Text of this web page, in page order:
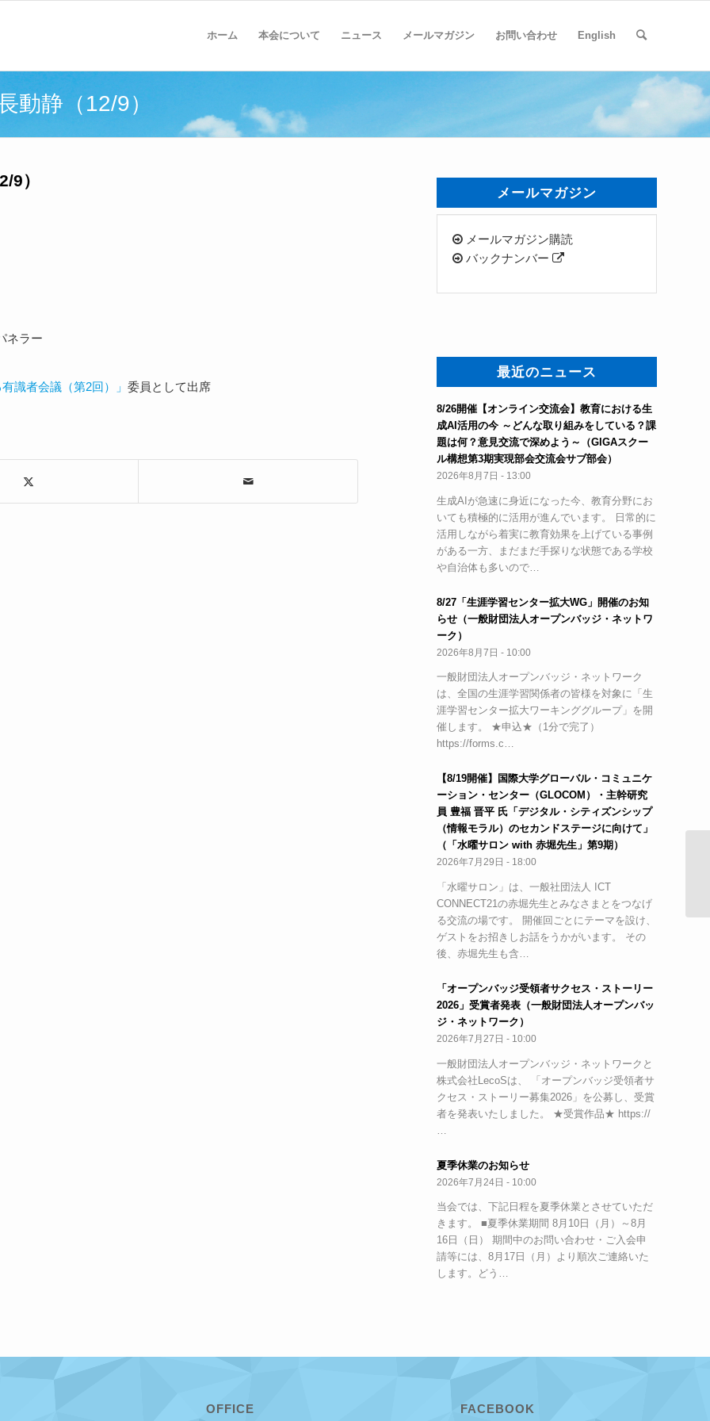
ホーム 本会について ニュース メールマガジン お問い合わせ English
動静（12/9）
9）
ネラー
識者会議（第2回）」 委員として出席
メールマガジン
メールマガジン購読
バックナンバー
最近のニュース
8/26開催【オンライン交流会】教育における生
成AI活用の今 ～どんな取り組みをしている？課
題は何？意見交流で深めよう～（GIGAスクー
ル構想第3期実現部会交流会サブ部会）
2026年8月7日 - 13:00
生成AIが急速に身近になった今、教育分野にお
いても積極的に活用が進んでいます。 日常的に
活用しながら着実に教育効果を上げている事例
がある一方、まだまだ手探りな状態である学校
や自治体も多いので…
8/27「生涯学習センター拡大WG」開催のお知
らせ（一般財団法人オープンバッジ・ネットワ
ーク）
2026年8月7日 - 10:00
一般財団法人オープンバッジ・ネットワーク
は、全国の生涯学習関係者の皆様を対象に「生
涯学習センター拡大ワーキンググループ」を開
催します。 ★申込★（1分で完了）
https://forms.c…
【8/19開催】国際大学グローバル・コミュニケ
ーション・センター（GLOCOM）・主幹研究
員 豊福 晋平 氏「デジタル・シティズンシップ
（情報モラル）のセカンドステージに向けて」
（「水曜サロン with 赤堀先生」第9期）
2026年7月29日 - 18:00
「水曜サロン」は、一般社団法人 ICT
CONNECT21の赤堀先生とみなさまとをつなげ
る交流の場です。 開催回ごとにテーマを設け、
ゲストをお招きしお話をうかがいます。 その
後、赤堀先生も含…
「オープンバッジ受領者サクセス・ストーリー
2026」受賞者発表（一般財団法人オープンバッ
ジ・ネットワーク）
2026年7月27日 - 10:00
一般財団法人オープンバッジ・ネットワークと
株式会社LecoSは、 「オープンバッジ受領者サ
クセス・ストーリー募集2026」を公募し、受賞
者を発表いたしました。 ★受賞作品★ https://
夏季休業のお知らせ
2026年7月24日 - 10:00
当会では、下記日程を夏季休業とさせていただ
きます。 ■夏季休業期間 8月10日（月）～8月
16日（日） 期間中のお問い合わせ・ご入会申
請等には、8月17日（月）より順次ご連絡いた
します。どう…
OFFICE FACEBOOK